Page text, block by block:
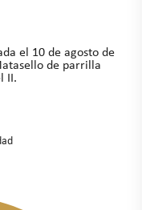
el 10 de agosto de
de parrilla
II.